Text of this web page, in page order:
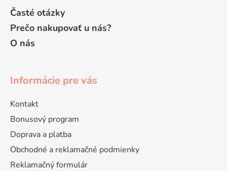
Časté otázky
Prečo nakupovať u nás?
O nás
Informácie pre vás
Kontakt
Bonusový program
Doprava a platba
Obchodné a reklamačné podmienky
Reklamačný formulár